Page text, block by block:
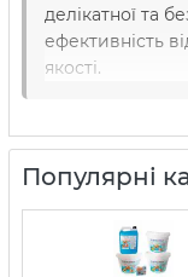
делікатної та
ефективність
якості.
Популярні